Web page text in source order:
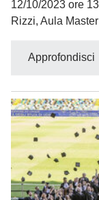
12/10/2023 ore
Rizzi, Aula
Approfondisci